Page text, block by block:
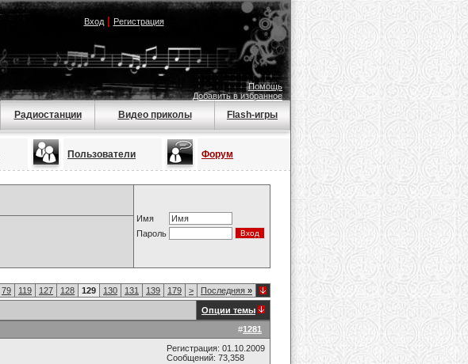
Вход| Регистрация
Помощь
Добавить в избранное
Радиостанции Видео приколы Flash-игры
Пользователи Форум
Имя
Пароль
79 119 127 128 129 130 131 139 179 > Последняя »
Опции темы
#1281
Регистрация: 01.10.2009
Сообщений: 73,358